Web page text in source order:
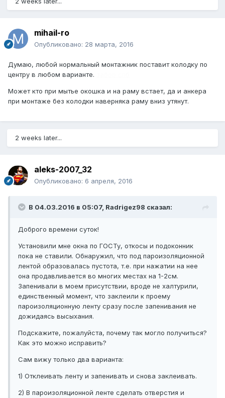
mihail-ro
Опубликовано: 28 марта, 2016
Думаю, любой нормальный монтажник поставит колодку по
центру в любом варианте.
Может кто при мытье окошка и на раму встает, да и анкера
при монтаже без колодки наверняка раму вниз утянут.
2 weeks later...
aleks-2007_32
Опубликовано: 6 апреля, 2016
В 04.03.2016 в 05:07, Radrigez98 сказал:
Доброго времени суток!
Установили мне окна по ГОСТу, откосы и подоконник
пока не ставили. Обнаружил, что под пароизоляционной
лентой образовалась пустота, т.е. при нажатии на нее
она продавливается во многих местах на 1-2см.
Запенивали в моем присутствии, вроде не халтурили,
единственный момент, что заклеили к проему
пароизоляционную ленту сразу после запенивания не
дожидаясь высыхания.
Подскажите, пожалуйста, почему так могло получиться?
Как это можно исправить?
Сам вижу только два варианта:
1) Отклеивать ленту и запенивать и снова заклеивать.
2) В пароизоляционной ленте сделать отверстия и